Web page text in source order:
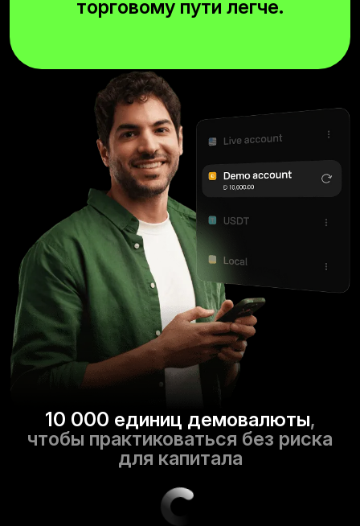
торговому пути легче.
10 000 единиц демовалюты,
чтобы практиковаться без риска
для капитала